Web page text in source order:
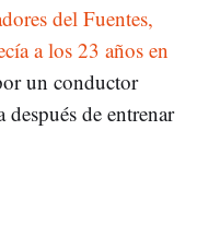
del Fuentes,
a los 23 años en
un conductor
después de entrenar